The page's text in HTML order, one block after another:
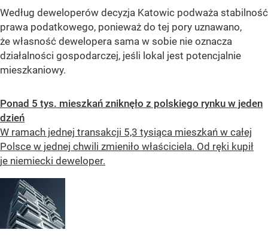
Według deweloperów decyzja Katowic podważa stabilność
prawa podatkowego, ponieważ do tej pory uznawano,
że własność dewelopera sama w sobie nie oznacza
działalności gospodarczej, jeśli lokal jest potencjalnie
mieszkaniowy.
Ponad 5 tys. mieszkań zniknęło z polskiego rynku w jeden
dzień
W ramach jednej transakcji 5,3 tysiąca mieszkań w całej
Polsce w jednej chwili zmieniło właściciela. Od ręki kupił
je niemiecki deweloper.